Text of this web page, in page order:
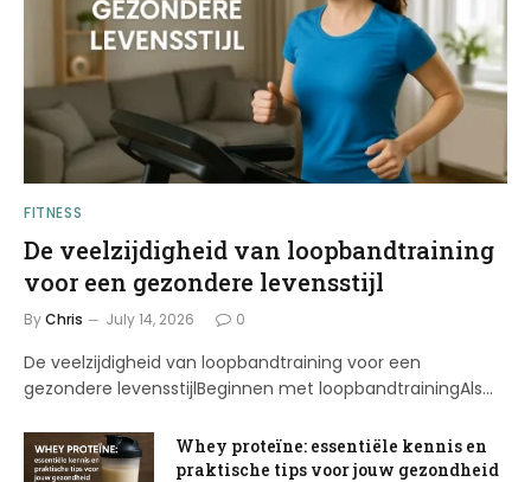
FITNESS
De veelzijdigheid van loopbandtraining
voor een gezondere levensstijl
ByChris July 14, 2026 0
De veelzijdigheid van loopbandtraining voor een
gezondere levensstijlBeginnen met loopbandtrainingAls…
Whey proteïne: essentiële kennis en
praktische tips voor jouw gezondheid